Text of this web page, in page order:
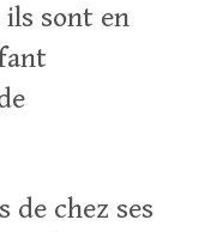
ils sont en
de chez ses